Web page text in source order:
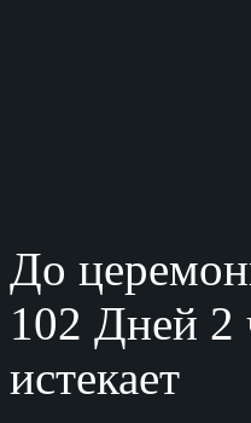
До
102 Дней 2
истекает